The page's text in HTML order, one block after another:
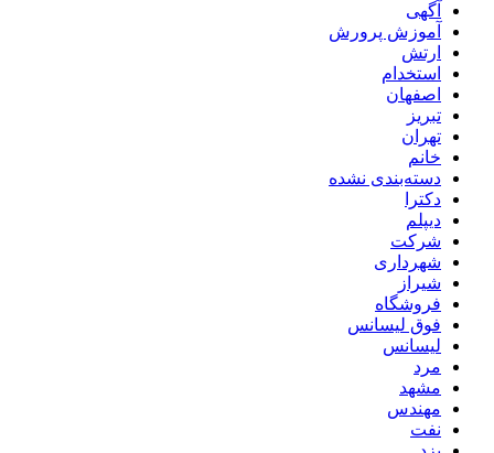
آگهی
آموزش پرورش
ارتش
استخدام
اصفهان
تبریز
تهران
خانم
دسته‌بندی نشده
دکترا
دیپلم
شرکت
شهرداری
شیراز
فروشگاه
فوق لیسانس
لیسانس
مرد
مشهد
مهندس
نفت